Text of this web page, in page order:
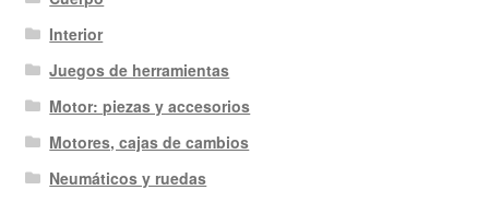
Interior
Juegos de herramientas
Motor: piezas y accesorios
Motores, cajas de cambios
Neumáticos y ruedas